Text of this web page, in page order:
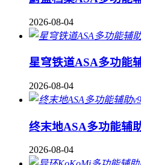
2026-08-04
星穹铁道ASA多功能
2026-08-04
终末地ASA多功能辅
2026-08-04